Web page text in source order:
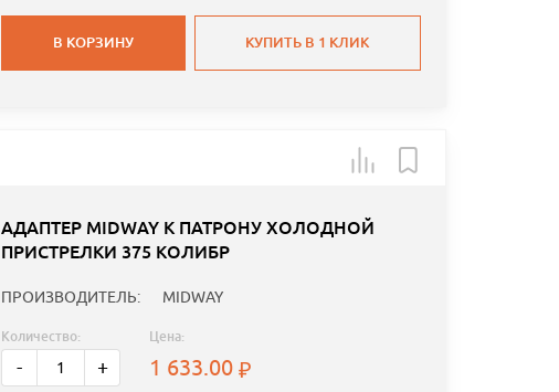
В КОРЗИНУ КУПИТЬ В 1 КЛИК
АДАПТЕР MIDWAY К ПАТРОНУ ХОЛОДНОЙ
ПРИСТРЕЛКИ 375 КОЛИБР
ПРОИЗВОДИТЕЛЬ: MIDWAY
Количество:
- +
Цена:
1 633.00